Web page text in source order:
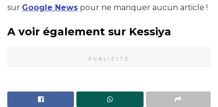
sur Google News pour ne manquer aucun article !
A voir également sur Kessiya
PUBLICITÉ